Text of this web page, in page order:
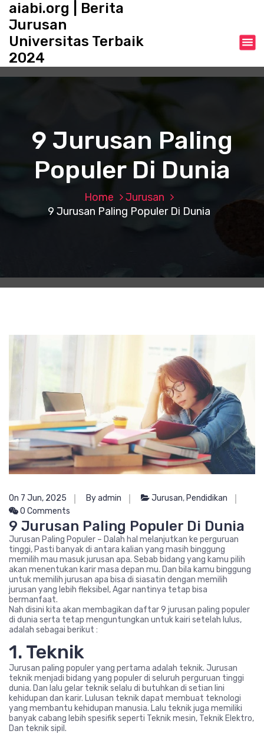
aiabi.org | Berita
Jurusan
Universitas Terbaik
2024
9 Jurusan Paling
Populer Di Dunia
Home
Jurusan
9 Jurusan Paling Populer Di Dunia
On 7 Jun, 2025 By admin Jurusan, Pendidikan
0 Comments
9 Jurusan Paling Populer Di Dunia
Jurusan Paling Populer – Dalah hal melanjutkan ke perguruan
tinggi, Pasti banyak di antara kalian yang masih binggung
memilih mau masuk jurusan apa. Sebab bidang yang kamu pilih
akan menentukan karir masa depan mu. Dan bila kamu binggung
untuk memilih jurusan apa bisa di siasatin dengan memilih
jurusan yang lebih fleksibel, Agar nantinya tetap bisa
bermanfaat.
Nah disini kita akan membagikan daftar 9 jurusan paling populer
di dunia serta tetap menguntungkan untuk kairi setelah lulus,
adalah sebagai berikut :
1. Teknik
Jurusan paling populer yang pertama adalah teknik. Jurusan
teknik menjadi bidang yang populer di seluruh perguruan tinggi
dunia. Dan lalu gelar teknik selalu di butuhkan di setian lini
kehidupan dan karir. Lulusan teknik dapat membuat teknologi
yang membantu kehidupan manusia. Lalu teknik juga memiliki
banyak cabang lebih spesifik seperti Teknik mesin, Teknik Elektro,
Dan teknik sipil.